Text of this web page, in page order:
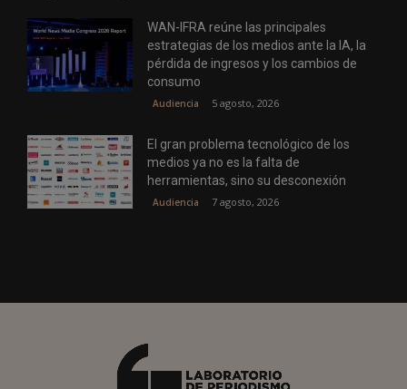
WAN-IFRA reúne las principales
estrategias de los medios ante la IA, la
pérdida de ingresos y los cambios de
consumo
Audiencia 5 agosto, 2026
El gran problema tecnológico de los
medios ya no es la falta de
herramientas, sino su desconexión
Audiencia 7 agosto, 2026